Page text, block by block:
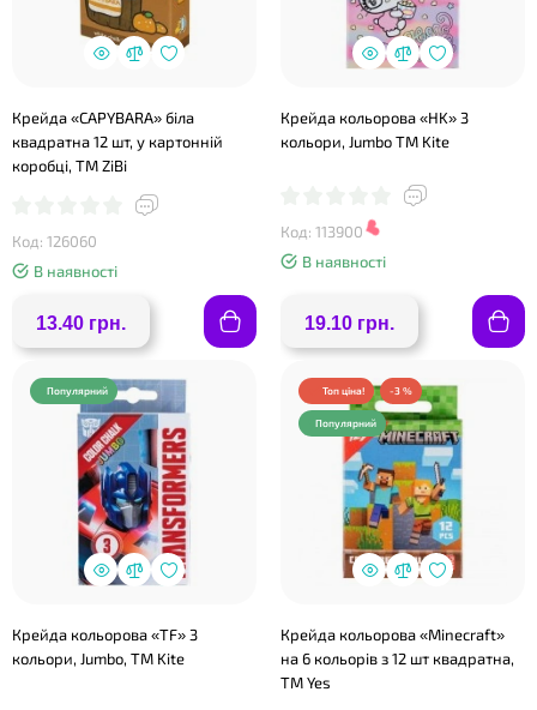
Крейда «CAPYBARA» біла
квадратна 12 шт, у картонній
коробці, TM ZiBi
Код: 126060
В наявності
13.40 грн.
Крейда кольорова «HK» 3
кольори, Jumbo ТМ Kite
Код: 113900
В наявності
19.10 грн.
Популярний
Крейда кольорова «TF» 3
кольори, Jumbo, ТМ Kite
Топ ціна! -3 %
Популярний
Крейда кольорова «Minecraft»
на 6 кольорів з 12 шт квадратна,
ТМ Yes